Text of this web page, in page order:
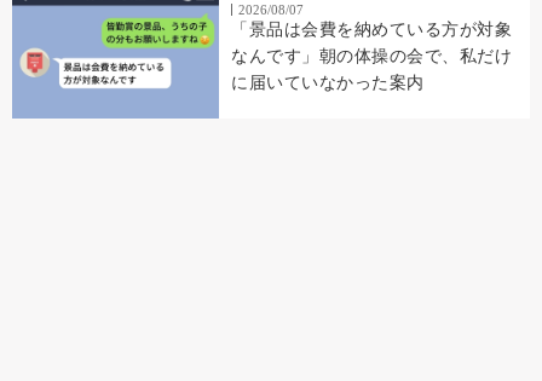
2026/08/07
「景品は会費を納めている方が対象
なんです」朝の体操の会で、私だけ
に届いていなかった案内